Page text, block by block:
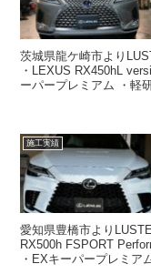
茨城県龍ケ崎市より
・LEXUS RX450hL
ーパープレミアム ・軽
施工実績
愛知県豊橋市より
RX500h FSPORT
・EXキーパープレミア